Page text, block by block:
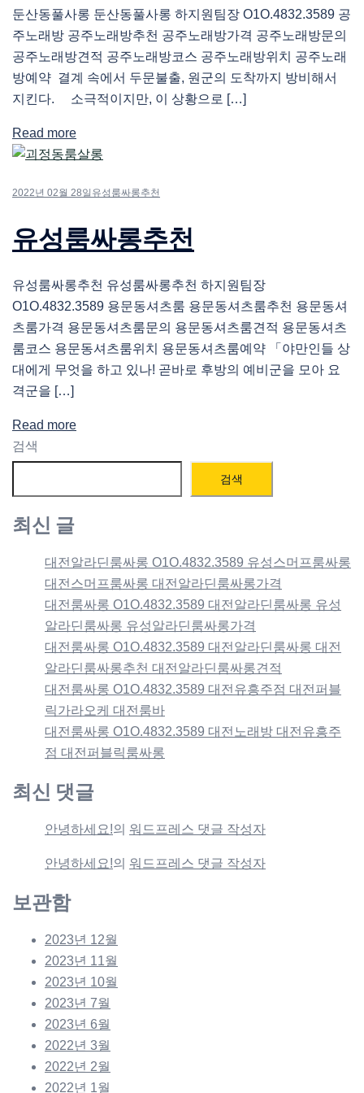
둔산동풀사롱 둔산동풀사롱 하지원팀장 O1O.4832.3589 공
주노래방 공주노래방추천 공주노래방가격 공주노래방문의
공주노래방견적 공주노래방코스 공주노래방위치 공주노래
방예약 결계 속에서 두문불출, 원군의 도착까지 방비해서
지킨다. 소극적이지만, 이 상황으로 […]
Read more
2022년 02월 28일 유성룸싸롱추천
유성룸싸롱추천
유성룸싸롱추천 유성룸싸롱추천 하지원팀장
O1O.4832.3589 용문동셔츠룸 용문동셔츠룸추천 용문동셔
츠룸가격 용문동셔츠룸문의 용문동셔츠룸견적 용문동셔츠
룸코스 용문동셔츠룸위치 용문동셔츠룸예약 「야만인들 상
대에게 무엇을 하고 있나! 곧바로 후방의 예비군을 모아 요
격군을 […]
Read more
검색
검색
최신 글
대전알라딘룸싸롱 O1O.4832.3589 유성스머프룸싸롱
대전스머프룸싸롱 대전알라딘룸싸롱가격
대전룸싸롱 O1O.4832.3589 대전알라딘룸싸롱 유성
알라딘룸싸롱 유성알라딘룸싸롱가격
대전룸싸롱 O1O.4832.3589 대전알라딘룸싸롱 대전
알라딘룸싸롱추천 대전알라딘룸싸롱견적
대전룸싸롱 O1O.4832.3589 대전유흥주점 대전퍼블
릭가라오케 대전룸바
대전룸싸롱 O1O.4832.3589 대전노래방 대전유흥주
점 대전퍼블릭룸싸롱
최신 댓글
안녕하세요!의 워드프레스 댓글 작성자
안녕하세요!의 워드프레스 댓글 작성자
보관함
2023년 12월
2023년 11월
2023년 10월
2023년 7월
2023년 6월
2022년 3월
2022년 2월
2022년 1월